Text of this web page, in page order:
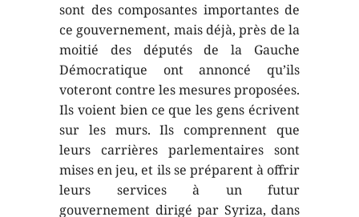
sont des composantes importantes de
ce gouvernement, mais déjà, près de la
moitié des députés de la Gauche
Démocratique ont annoncé qu’ils
voteront contre les mesures proposées.
Ils voient bien ce que les gens écrivent
sur les murs. Ils comprennent que
leurs carrières parlementaires sont
mises en jeu, et ils se préparent à offrir
leurs services à un futur
gouvernement dirigé par Syriza, dans